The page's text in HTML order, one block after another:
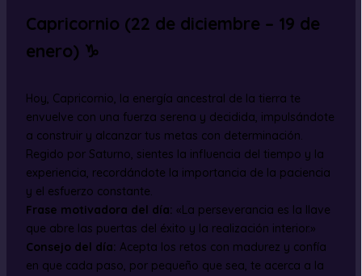
Capricornio (22 de diciembre – 19 de
enero) ♑
Hoy, Capricornio, la energía ancestral de la tierra te
envuelve con una fuerza serena y decidida, impulsándote
a construir y alcanzar tus metas con determinación.
Regido por Saturno, sientes la influencia del tiempo y la
experiencia, recordándote la importancia de la paciencia
y el esfuerzo constante.
Frase motivadora del día: «La perseverancia es la llave
que abre las puertas del éxito y la realización interior.»
Consejo del día: Acepta los retos con madurez y confía
en que cada paso, por pequeño que sea, te acerca a la